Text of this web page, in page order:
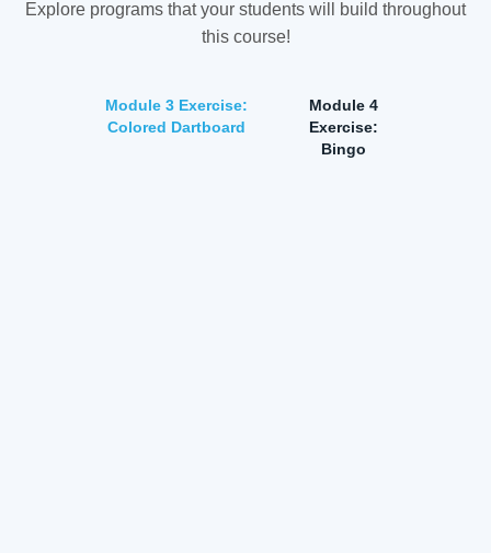
Explore programs that your students will build throughout
this course!
Module 3 Exercise:
Colored Dartboard
Module 4
Exercise:
Bingo